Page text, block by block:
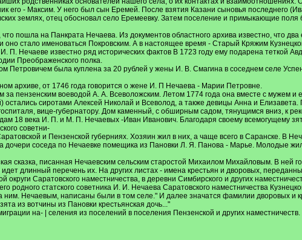
его - Максим. У него был сын Еремей. После взятия Казани сыновья последнего
землях, отец обосновал село Еремеевку. Затем поселение и примыкающие
пошла на Панкрата Нечаева. Из документов областного архива известно, что
стало именоваться Покровским. А в настоящее время - Старый Кряжим
Нечаеве известно ряд исторических фактов В 1723 году ему подарена теткой
Преображенского полка.
была куплена за 20 рублей у жены И. В. Смагина в соседнем селе
архиве, от 1746 года говорится о жене И. П Нечаева - Марии Петровне.
пензенским воеводой А. А. Всеволожским. Летом 1774 года она вместе с мужем
остались сиротами Алексей Николай и Всеволод, а также девицы Анна и
вице-губернатору. Дом каменный, с обширным садом, тянущимся вниз, к
18 века И. П. и М. П. Нечаевых -Иван Иванович. Благодаря своему всемогущему
советни-
и Пензенской губерниях. Хозяин жил в них, а чаще всего в Саранске. В
дочери соседа по Нечаевке помещика из Пановки Л. Я. Панова - Марье. Молодые
сказка, писанная Нечаевским сельским старостой Михаилом Михайловым. В ней
длинный перечень их. На других листах - имена крестьян и дворовых,
Саратовского наместничества, в деревни Симбирского и других
статского советника И. И. Нечаева Саратовского наместничества
Нечаевым, написаны были в том селе." И далее значатся фамилии дворовых и
из вотчины из Пановки крестьянская дочь..."
на- | селения из поселений в поселения Пензенской и других наместничеств.